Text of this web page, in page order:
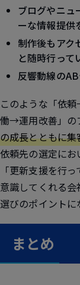
ブログやニュ
ーな情報提供
制作後もアク
と随時行って
反響動線の
このような「依
働→運用改善」の
の成長とともに
依頼先の選定にお
「更新支援を行
意識してくれる
選びのポイントに
まとめ